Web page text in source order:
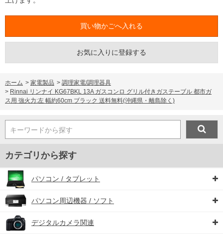
お気に入りに登録する
ホーム > 家電製品 > 調理家電/調理器具
> Rinnai リンナイ KG67BKL 13A ガスコンロ グリル付きガステーブル 都市ガ
ス用 強火力:左 幅約60cm ブラック 送料無料(沖縄県・離島除く)
キーワードから探す
カテゴリから探す
パソコン / タブレット
パソコン周辺機器 / ソフト
デジタルカメラ関連